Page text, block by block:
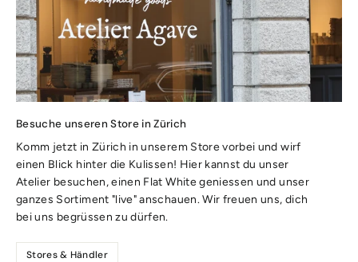
Besuche unseren Store in Zürich
Komm jetzt in Zürich in unserem Store vorbei und wirf
einen Blick hinter die Kulissen! Hier kannst du unser
Atelier besuchen, einen Flat White geniessen und unser
ganzes Sortiment "live" anschauen. Wir freuen uns, dich
bei uns begrüssen zu dürfen.
Stores & Händler